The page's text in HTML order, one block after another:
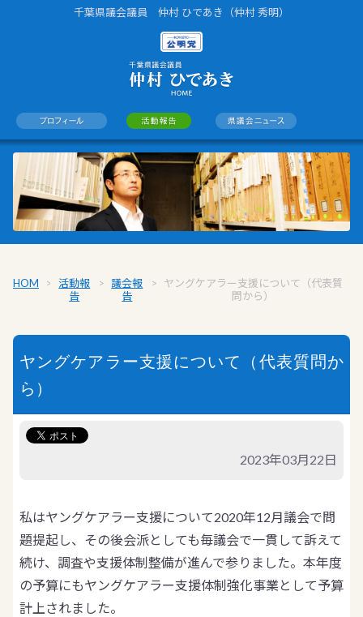
千葉県議会議員 仲村 ひであき（仲村 秀明）
HOME >
活動報
告
> 議会報
告
>
ヤングケアラー支援について（代表質
問から）
ヤングケアラー支援について（代表質問か
ら）
2023年03月22日
私はヤングケアラー支援について2020年12月議会で問
題提起し、その後会派としても毎議会で一貫して訴えて
続け、調査や支援体制整備が進んで参りました。本年度
の予算にもヤングケアラー支援体制強化事業として予算
計上されました。